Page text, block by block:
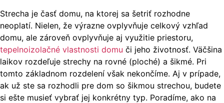
Strecha je časť domu, na ktorej sa šetriť rozhodne
neoplatí. Nielen, že výrazne ovplyvňuje celkový vzhľad
domu, ale zároveň ovplyvňuje aj využitie priestoru,
tepelnoizolačné vlastnosti domu či jeho životnosť. Väčšina
laikov rozdeľuje strechy na rovné (ploché) a šikmé. Pri
tomto základnom rozdelení však nekončíme. Aj v prípade,
ak už ste sa rozhodli pre dom so šikmou strechou, budete
si ešte musieť vybrať jej konkrétny typ. Poradíme, ako na